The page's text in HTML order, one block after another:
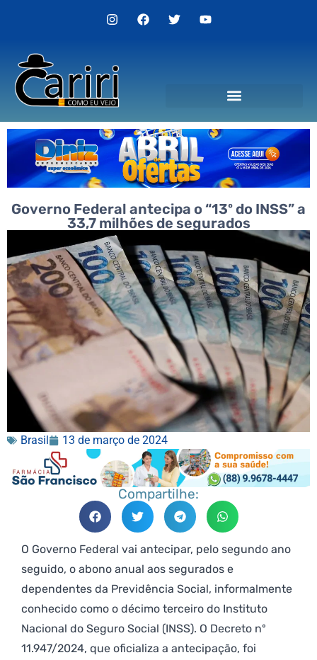
Governo Federal antecipa o “13º do INSS” a
33,7 milhões de segurados
Brasil 13 de março de 2024
Compartilhe:
O Governo Federal vai antecipar, pelo segundo ano
seguido, o abono anual aos segurados e
dependentes da Previdência Social, informalmente
conhecido como o décimo terceiro do Instituto
Nacional do Seguro Social (INSS). O Decreto nº
11.947/2024, que oficializa a antecipação, foi